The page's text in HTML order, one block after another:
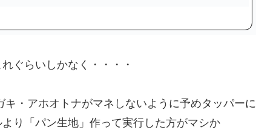
ぐらいしかなく・・・・
・アホオトナがマネしないように予めタッパーに
り「パン生地」作って実行した方がマシか